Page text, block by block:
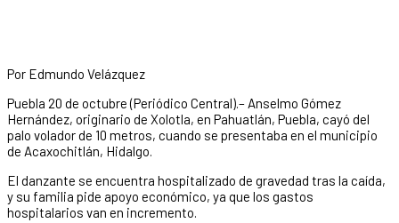
Por Edmundo Velázquez
Puebla 20 de octubre (Periódico Central).– Anselmo Gómez
Hernández, originario de Xolotla, en Pahuatlán, Puebla, cayó del
palo volador de 10 metros, cuando se presentaba en el municipio
de Acaxochitlán, Hidalgo.
El danzante se encuentra hospitalizado de gravedad tras la caída,
y su familia pide apoyo económico, ya que los gastos
hospitalarios van en incremento.